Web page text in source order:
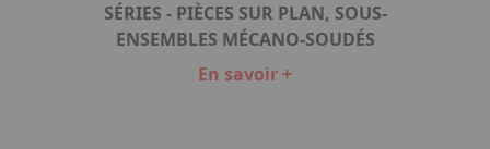
SÉRIES - PIÈCES SUR PLAN, SOUS-
ENSEMBLES MÉCANO-SOUDÉS
En savoir +